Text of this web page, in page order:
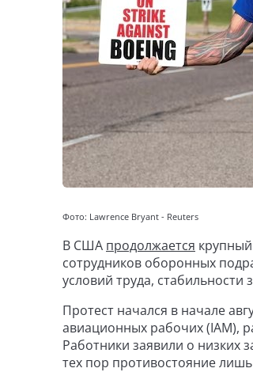
Фото: Lawrence Bryant - Reuters
В США продолжается
сотрудников оборонных
условий труда, стабильности
Протест начался в начале
авиационных рабочих (IAM),
Работники заявили о низких
тех пор противостояние